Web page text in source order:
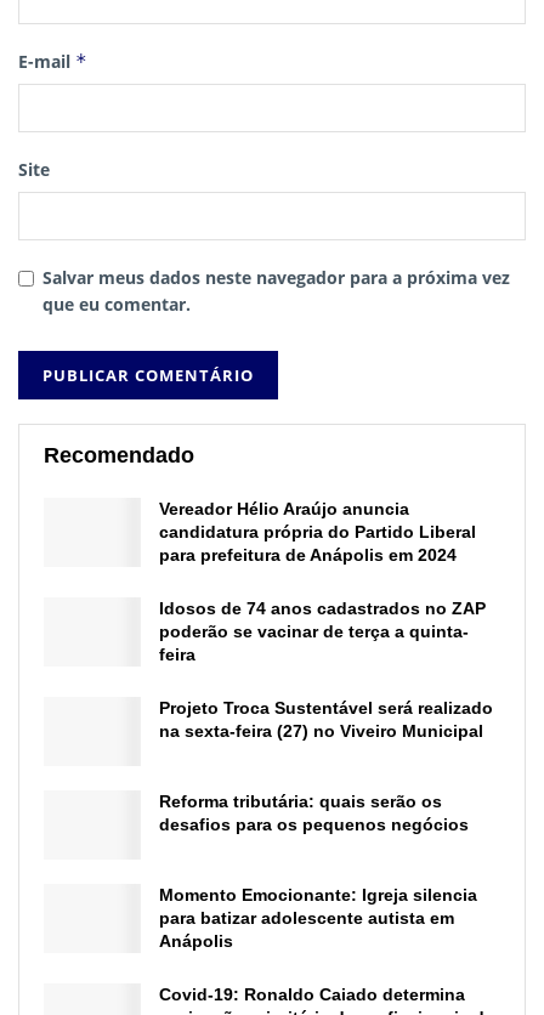
E-mail *
Site
Salvar meus dados neste navegador para a próxima vez
que eu comentar.
Recomendado
Vereador Hélio Araújo anuncia
candidatura própria do Partido Liberal
para prefeitura de Anápolis em 2024
Idosos de 74 anos cadastrados no ZAP
poderão se vacinar de terça a quinta-
feira
Projeto Troca Sustentável será realizado
na sexta-feira (27) no Viveiro Municipal
Reforma tributária: quais serão os
desafios para os pequenos negócios
Momento Emocionante: Igreja silencia
para batizar adolescente autista em
Anápolis
Covid-19: Ronaldo Caiado determina